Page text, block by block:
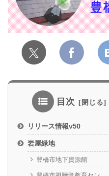
目次
リリース情報v50
岩屋緑地
豊橋市地下資源館